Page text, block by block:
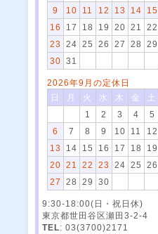
9
10 11 12 13 14
15
16
17 18 19 20 21
22
23
24 25 26 27 28
29
30
31
2026年9月の定休日
日
月 火 水 木 金
土
1
2 3 4
5
6
7 8 9 10 11
12
13
14 15 16 17 18
19
20
21 22 23 24 25
26
27
28 29 30
9:30-18:00(日・祝日休)
東京都世田谷区瀬田3-2-4
TEL: 03(3700)2171